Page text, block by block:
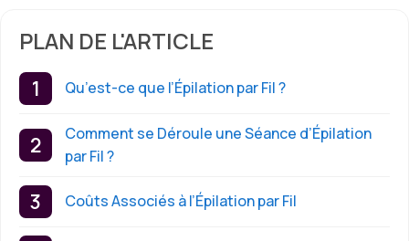
PLAN DE L'ARTICLE
Qu’est-ce que l’Épilation par Fil ?
Comment se Déroule une Séance d’Épilation
par Fil ?
Coûts Associés à l’Épilation par Fil